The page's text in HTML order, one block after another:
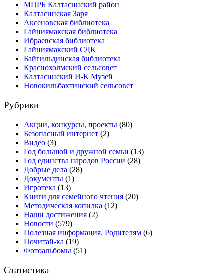
МЦРБ Калтасинский район
Калтасинская Заря
Аксеновская библиотека
Гайниямакская библиотека
Ибраевская библиотека
Гайниямакский СДК
Байгильдинская библиотека
Краснохолмский сельсовет
Калтасинский И-К Музей
Новокильбахтинский сельсовет
Рубрики
Акции, конкурсы, проекты (80)
Безопасный интернет (2)
Видео (3)
Год большой и дружной семьи (13)
Год единства народов России (28)
Добрые дела (28)
Документы (1)
Игротека (13)
Книги для семейного чтения (20)
Методическая копилка (12)
Наши достижения (2)
Новости (579)
Полезная информация. Родителям (6)
Почитай-ка (19)
Фотоальбомы (51)
Статистика